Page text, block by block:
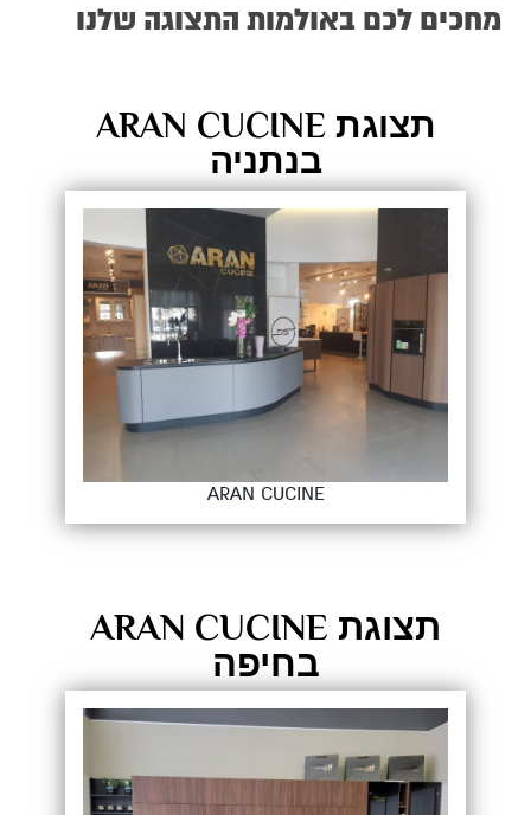
מחכים לכם באולמות התצוגה שלנו
תצוגת ARAN CUCINE
בנתניה
ARAN CUCINE
תצוגת ARAN CUCINE
בחיפה